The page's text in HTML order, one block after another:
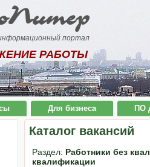
портал
РАБОТЫ
Для бизнеса ПО
Каталог вакансий
Раздел: Работники без
квалификации